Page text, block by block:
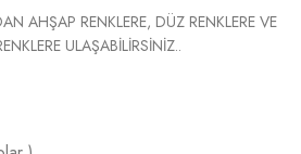
AHŞAP RENKLERE, DÜZ RENKLERE VE
ULAŞABİLİRSİNİZ..